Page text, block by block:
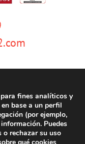
drets reservats |Aviso
| Dissenyat per
fines analíticos y
base a un perfil
(por ejemplo,
Puedes
rechazar su uso